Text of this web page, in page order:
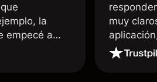
la
empecé a
llegada de mi
muy